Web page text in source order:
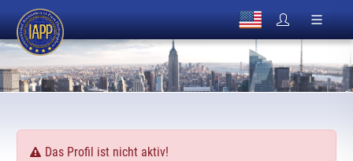
Das Profil ist nicht aktiv!